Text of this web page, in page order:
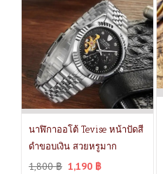
นาฬิกาออโต้ Tevise หน้าปัดสี
ดำขอบเงิน สวยหรูมาก
1,800฿ 1,190 ฿